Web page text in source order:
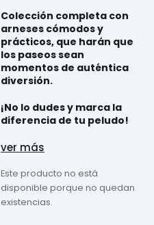
Colección completa con
arneses cómodos y
prácticos, que harán que
los paseos sean
momentos de auténtica
diversión.
¡No lo dudes y marca la
diferencia de tu peludo!
ver más
Este producto no está
disponible porque no quedan
existencias.